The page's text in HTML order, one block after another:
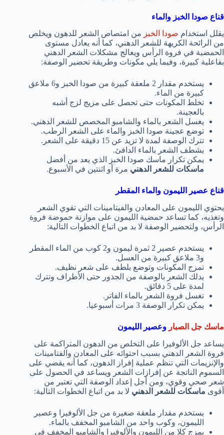
قناع صودا الخبز والماء
يقلل استخدام صودا الخبز من امتصاص الشعر للدهون ويخلص
من الرائحة الكريهة للشعر الدهني، كما أنه يعادل مستوى
الحمضية في فروة الرأس ويعالج مشكلات الشعر الدهني
بفاعلية كبيرة، وفيما يلي مكونات وطريقة تحضير الوصفة:
يستخدم مقدار 2 ملعقة كبيرة من صودا الخبز و6 ملاعق
كبيرة من الماء.
تخلط المكونات حتى تحصل على مزيج لزج أشبه
بالعجينة.
يغسل الشعر بالماء والشامبو المخصص للشعر الدهني.
توضع عجينة صودا الخبز والماء على الشعر الرطب.
تترك الوصفة لمدة لا تزيد عن 15 دقيقة على الشعر.
يشطف الشعر بالماء الدافئ.
يمكن تكرار ماسك صودا الخبز الذي يعد من أفضل
ماسكات للشعر الدهني مرة أو اثنتين في الأسبوع.
قناع عصير الليمون والماء المقطر
يحتوي الليمون على المعادن والفيتامينات التي تقوي الشعر
وتغذيه، كما تساعد حمضية الليمون على موازنة حموضة فروة
الرأس، ولتحضير الوصفة لا بد من اتباع الخطوات التالية:
يستخدم عصير 2 ثمرة ليمون و2 كوب من الماء المقطر
و3 ملاعق كبيرة من العسل.
تمزج المكونات وتوضع بلطف على شعر نظيف.
يدلك الشعر بالوصفة من الجذور حتى الأطراف وتترك
لمدة على 5 دقائق.
تغسل فروة الشعر بالماء الفاتر.
يمكن تكرار الوصفة 3 مرات أسبوعيا.
ماسك جل الصبار وعصير الليمون
يساعد جل الألوفيرا على التخلص من الدهون المتراكمة على
فروة الشعر الدهني بسبب احتوائه على المعادن والفتامينات
والإنزيمات التي تنظم عملية إفراز الدهون، كما أنه يقضي على
السموم الناتجة عن إفرازات الشعر ويساعد في الحصول على
شعر صحي وقوي، ومن أجل إعداد الوصفة التي تعتبر من
أقوى ماسكات للشعر الدهني لا بد من اتباع الخطوات التالية:
يستخدم مقدار ملعقة صغيرة من جل الألوفيرا وعصير
الليمون، وكوب واحد من الشامبو المخفف بالماء.
يمزج كلا من الليمون والألوفيرا والشامبو المخفف في